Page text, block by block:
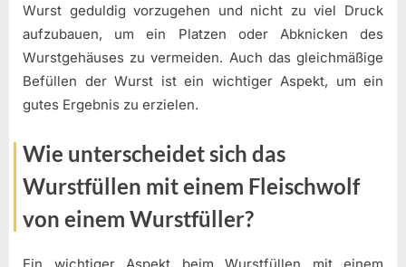
Wurst geduldig vorzugehen und nicht zu viel Druck
aufzubauen, um ein Platzen oder Abknicken des
Wurstgehäuses zu vermeiden. Auch das gleichmäßige
Befüllen der Wurst ist ein wichtiger Aspekt, um ein
gutes Ergebnis zu erzielen.
Wie unterscheidet sich das
Wurstfüllen mit einem Fleischwolf
von einem Wurstfüller?